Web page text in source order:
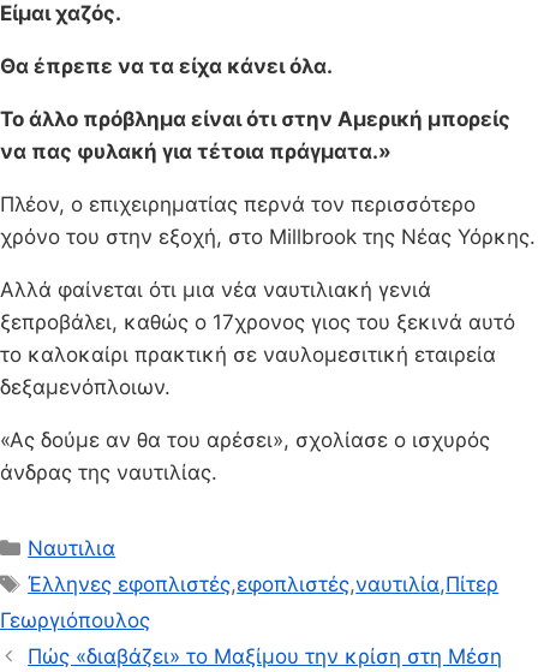
Είμαι χαζός.
Θα έπρεπε να τα είχα κάνει όλα.
Το άλλο πρόβλημα είναι ότι στην Αμερική μπορείς
να πας φυλακή για τέτοια πράγματα.»
Πλέον, ο επιχειρηματίας περνά τον περισσότερο
χρόνο του στην εξοχή, στο Millbrook της Νέας Υόρκης.
Αλλά φαίνεται ότι μια νέα ναυτιλιακή γενιά
ξεπροβάλει, καθώς ο 17χρονος γιος του ξεκινά αυτό
το καλοκαίρι πρακτική σε ναυλομεσιτική εταιρεία
δεξαμενόπλοιων.
«Ας δούμε αν θα του αρέσει», σχολίασε ο ισχυρός
άνδρας της ναυτιλίας.
Κατηγορίες
Ναυτιλια
Ετικέτες
Έλληνες εφοπλιστές,εφοπλιστές,ναυτιλία,Πίτερ
Γεωργιόπουλος
Πώς «διαβάζει» το Μαξίμου την κρίση στη Μέση